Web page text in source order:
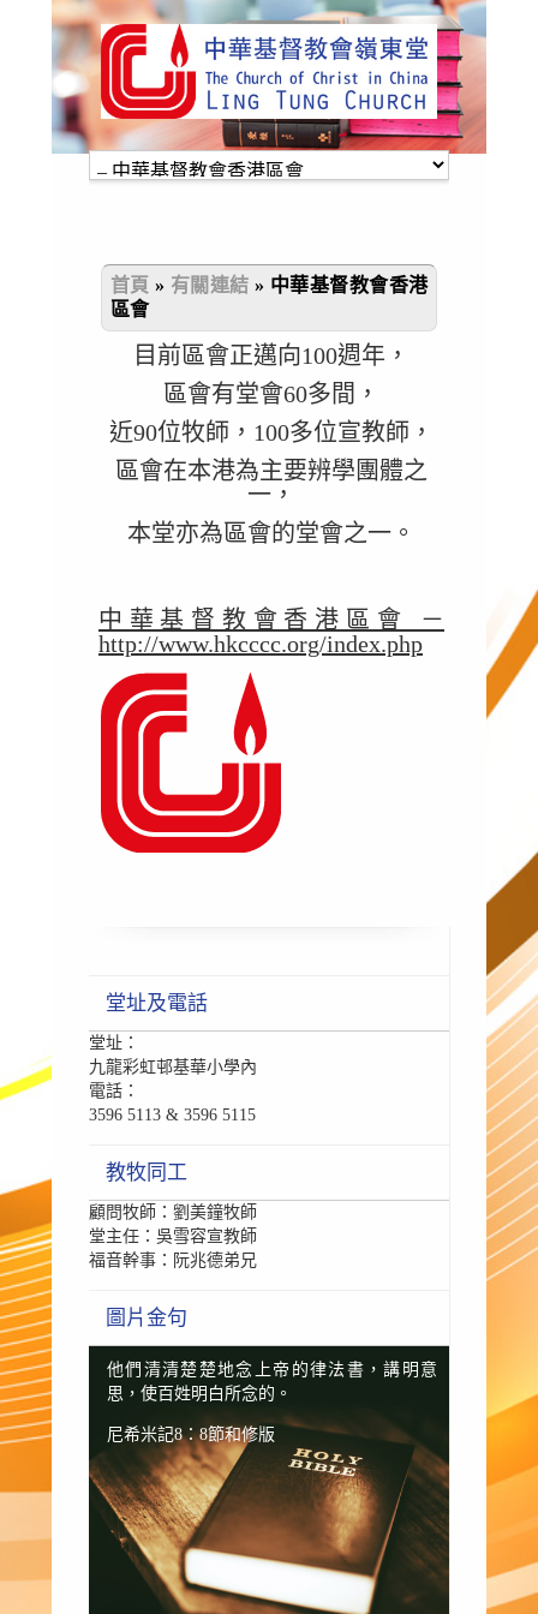
首頁 » 有關連結 » 中華基督教會香港
區會
目前區會正邁向100週年，
區會有堂會60多間，
近90位牧師，100多位宣教師，
區會在本港為主要辨學團體之
一，
本堂亦為區會的堂會之一。
中華基督教會香港區會 －
http://www.hkcccc.org/index.php
堂址及電話
堂址：
九龍彩虹邨基華小學內
電話：
3596 5113 & 3596 5115
教牧同工
顧問牧師：劉美鐘牧師
堂主任：吳雪容宣教師
福音幹事：阮兆德弟兄
圖片金句
他們清清楚楚地念上帝的律法書，講明意
思，使百姓明白所念的。
尼希米記8：8節和修版